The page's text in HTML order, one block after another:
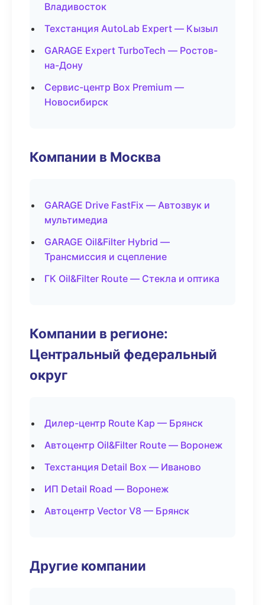
Владивосток
Техстанция AutoLab Expert — Кызыл
GARAGE Expert TurboTech — Ростов-
на-Дону
Сервис-центр Box Premium —
Новосибирск
Компании в Москва
GARAGE Drive FastFix — Автозвук и
мультимедиа
GARAGE Oil&Filter Hybrid —
Трансмиссия и сцепление
ГК Oil&Filter Route — Стекла и оптика
Компании в регионе:
Центральный федеральный
округ
Дилер-центр Route Кар — Брянск
Автоцентр Oil&Filter Route — Воронеж
Техстанция Detail Box — Иваново
ИП Detail Road — Воронеж
Автоцентр Vector V8 — Брянск
Другие компании